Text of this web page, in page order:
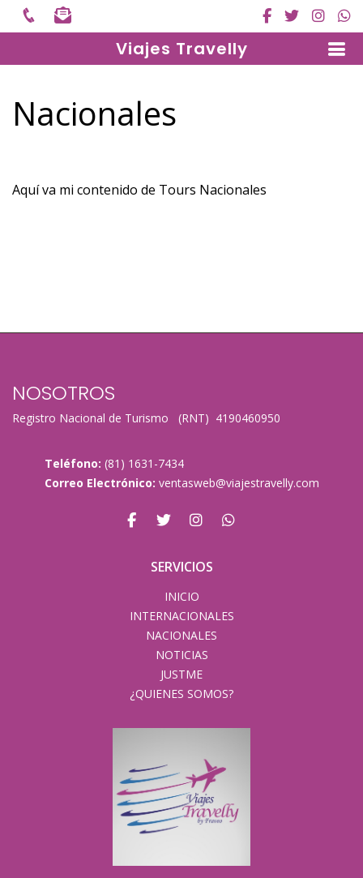
Viajes Travelly
Nacionales
Aquí va mi contenido de Tours Nacionales
NOSOTROS
Registro Nacional de Turismo (RNT) 4190460950
Teléfono: (81) 1631-7434
Correo Electrónico: ventasweb@viajestravelly.com
SERVICIOS
INICIO
INTERNACIONALES
NACIONALES
NOTICIAS
JUSTME
¿QUIENES SOMOS?